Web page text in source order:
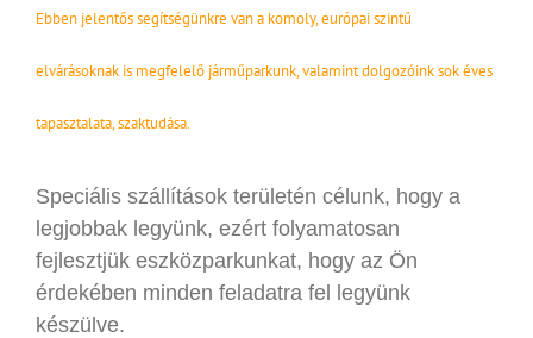
Ebben jelentős segítségünkre van a komoly, európai szintű
elvárásoknak is megfelelő járműparkunk, valamint dolgozóink sok éves
tapasztalata, szaktudása.
Speciális szállítások területén célunk, hogy a
legjobbak legyünk, ezért folyamatosan
fejlesztjük eszközparkunkat, hogy az Ön
érdekében minden feladatra fel legyünk
készülve.